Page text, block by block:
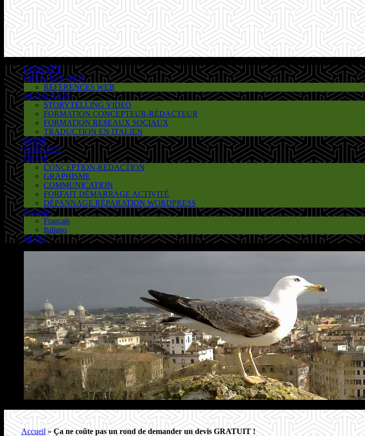
CONCEPT
CRÉATION WEB
RÉFÉRENCES WEB
RÉDACTION
STORYTELLING VIDEO
FORMATION CONCEPTEUR-RÉDACTEUR
FORMATION RESEAUX SOCIAUX
TRADUCTION EN ITALIEN
BOOK
CONTACT
DEVIS
CONCEPTION-RÉDACTION
GRAPHISME
COMMUNICATION
FORFAIT DÉMARRAGE ACTIVITÉ
DÉPANNAGE RÉPARATION WORDPRESS
Français
Français
Italiano
BLOG
Accueil»Ça ne coûte pas un rond de demander un devis GRATUIT !